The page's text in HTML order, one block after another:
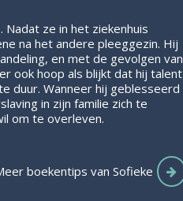
ze in het ziekenhuis
na het andere pleeggezin. Hij
en met de gevolgen van
ook hoop als blijkt dat hij talent
duur. Wanneer hij geblesseerd
in zijn familie zich te
om te overleven.
boekentips van Sofieke